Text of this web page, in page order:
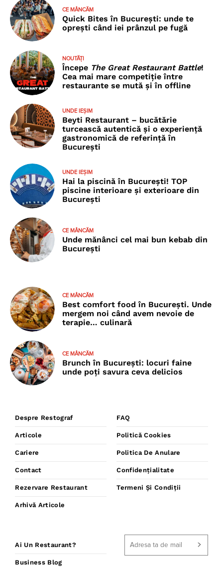
CE MÂNCĂM
Quick Bites în București: unde te
oprești când iei prânzul pe fugă
NOUTĂȚI
Începe The Great Restaurant Battle!
Cea mai mare competiție între
restaurante se mută și în offline
UNDE IEȘIM
Beyti Restaurant – bucătărie
turcească autentică și o experiență
gastronomică de referință în
București
UNDE IEȘIM
Hai la piscină în București! TOP
piscine interioare și exterioare din
București
CE MÂNCĂM
Unde mănânci cel mai bun kebab din
București
CE MÂNCĂM
Best comfort food în București. Unde
mergem noi când avem nevoie de
terapie… culinară
CE MÂNCĂM
Brunch în București: locuri faine
unde poţi savura ceva delicios
Despre Restograf
Articole
Cariere
Contact
Rezervare Restaurant
Arhivă Articole
FAQ
Politică Cookies
Politica De Anulare
Confidențialitate
Termeni Și Condiții
Ai Un Restaurant?
Business Blog